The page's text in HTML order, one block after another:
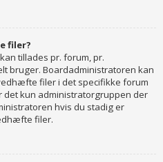
filer?
tillades pr. forum, pr.
bruger. Boardadministratoren kan
filer i det specifikke forum
kun administratorgruppen der
hvis du stadig er
filer.